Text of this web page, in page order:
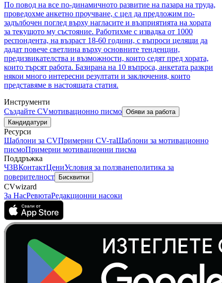
По повод на все по-динамичното развитие на пазара на труда,
проведохме анкетно проучване, с цел да предложим по-
задълбочен поглед върху нагласите и възприятията на хората
за текущото му състояние. Работихме с извадка от 1000
респондента, на възраст 18-60 години, с въпроси целящи да
дадат повече светлина върху основните тенденции,
предизвикателства и възможности, които седят пред хората,
които търсят работа. Базирана на 10 въпроса, анкетата разкри
някои много интересни резултати и заключения, които
представяме в настоящата статия.
Инструменти
Създайте CVмотивационно писмо Обяви за работа
Кандидатури
Ресурси
Шаблони за CVПримерни CV-таШаблони за мотивационно
писмоПримерни мотивационни писма
Поддръжка
ЧЗВКонтактЦениУсловия за ползванеполитика за
поверителност
Бисквитки
CVwizard
За НасРевютаРедакционни насоки